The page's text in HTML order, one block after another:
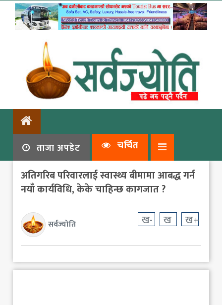
ताजा अपडेट चर्चित
अतिगरिब परिवारलाई स्वास्थ्य बीमामा आबद्ध गर्न
नयाँ कार्यविधि, केके चाहिन्छ कागजात ?
सर्वज्योति ख- ख ख+